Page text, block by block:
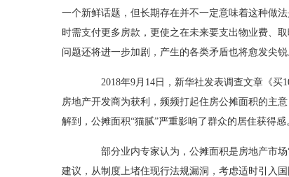
一个新鲜话题，但长期存在并不一定意味着这种做
时需支付更多房款，更使之在未来要支出物业费、
问题还将进一步加剧，产生的各类矛盾也将愈发尖锐
2018年9月14日，新华社发表调查文章《买
房地产开发商为获利，频频打起住房公摊面积的主
解到，公摊面积“猫腻”严重影响了群众的居住获得感
部分业内专家认为，公摊面积是房地产市场“
建议，从制度上堵住现行法规漏洞，考虑适时引入